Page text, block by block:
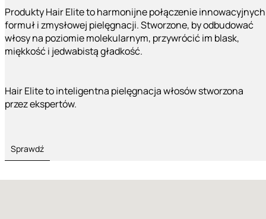
Produkty Hair Elite to harmonijne połączenie innowacyjnych
formuł i zmysłowej pielęgnacji. Stworzone, by odbudować
włosy na poziomie molekularnym, przywrócić im blask,
miękkość i jedwabistą gładkość.
Hair Elite to inteligentna pielęgnacja włosów stworzona
przez ekspertów.
Sprawdź